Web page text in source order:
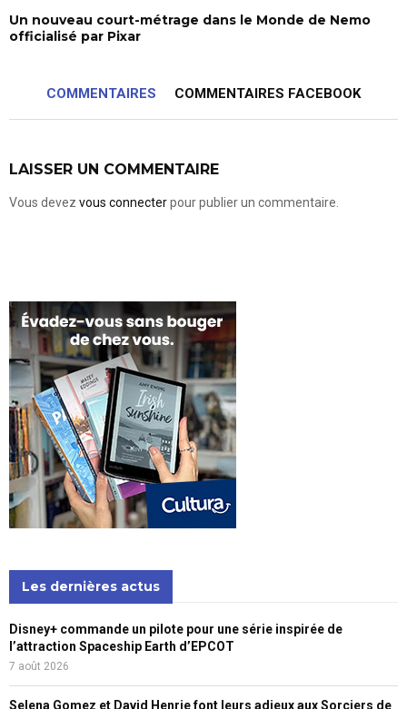
Un nouveau court-métrage dans le Monde de Nemo
officialisé par Pixar
COMMENTAIRES COMMENTAIRES FACEBOOK
LAISSER UN COMMENTAIRE
Vous devez vous connecterpour publier un commentaire.
Les dernières actus
Disney+ commande un pilote pour une série inspirée de
l’attraction Spaceship Earth d’EPCOT
7 août 2026
Selena Gomez et David Henrie font leurs adieux aux Sorciers de